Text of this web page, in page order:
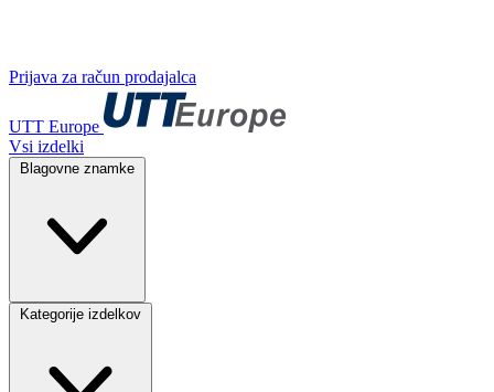
Prijava za račun prodajalca
UTT Europe
Vsi izdelki
Blagovne znamke
Kategorije izdelkov